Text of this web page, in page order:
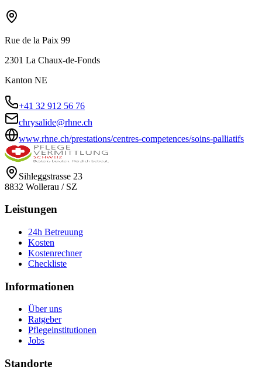
Rue de la Paix 99
2301 La Chaux-de-Fonds
Kanton NE
+41 32 912 56 76
chrysalide@rhne.ch
www.rhne.ch/prestations/centres-competences/soins-palliatifs
Sihleggstrasse 23
8832 Wollerau / SZ
Leistungen
24h Betreuung
Kosten
Kostenrechner
Checkliste
Informationen
Über uns
Ratgeber
Pflegeinstitutionen
Jobs
Standorte